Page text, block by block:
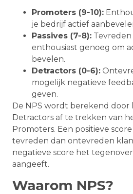
Promoters (9-10):
je bedrijf actief
Passives (7-8):
enthousiast genoeg om
bevelen.
Detractors (0-6):
mogelijk negatieve
geven.
De NPS wordt berekend
Detractors af te trekken van
Promoters. Een positieve
tevreden dan ontevreden
negatieve score het
aangeeft.
Waarom NPS?